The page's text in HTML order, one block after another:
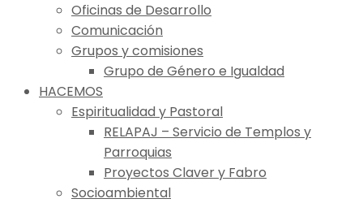
Oficinas de Desarrollo
Comunicación
Grupos y comisiones
Grupo de Género e Igualdad
HACEMOS
Espiritualidad y Pastoral
RELAPAJ – Servicio de Templos y
Parroquias
Proyectos Claver y Fabro
Socioambiental